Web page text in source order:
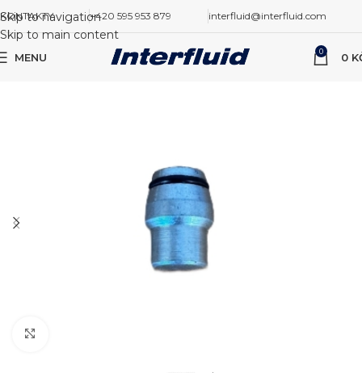
Skip to navigation
Skip to main content
KONTAKTY +420 595 953 879 interfluid@interfluid.com
MENU 0 0